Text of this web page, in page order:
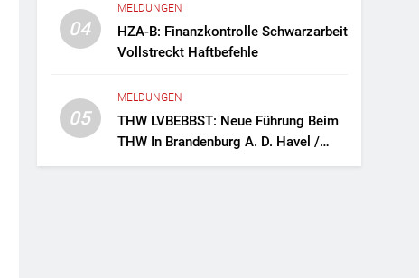
04
MELDUNGEN
HZA-B: Finanzkontrolle Schwarzarbeit
Vollstreckt Haftbefehle
05
MELDUNGEN
THW LVBEBBST: Neue Führung Beim
THW In Brandenburg A. D. Havel /
Zwei Frauen An Der Spitze Des